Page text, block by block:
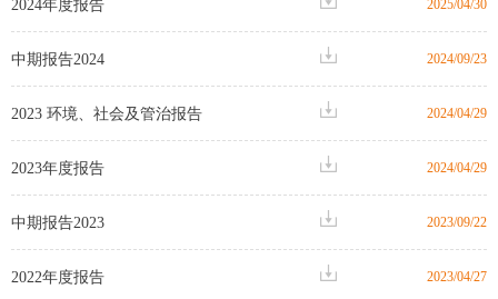
2025/04/30
2024年度报告
2024/09/23
中期报告2024
2024/04/29
2023 环境、社会及管治报告
2024/04/29
2023年度报告
2023/09/22
中期报告2023
2023/04/27
2022年度报告